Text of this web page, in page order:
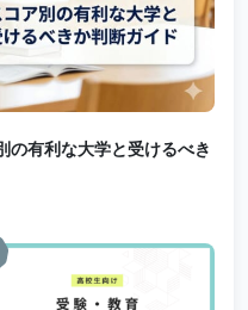
の有利な大学と受けるべき